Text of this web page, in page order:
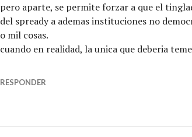
pero aparte, se permite forzar a que el
del spready a ademas instituciones no
o mil cosas.
cuando en realidad, la unica que deberia
RESPONDER